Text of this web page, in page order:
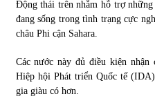
S&P Ratings cập
Vietcombank và
Chứng khoán
Động thái trên nhằm hỗ trợ
đang sống trong tình trạng cực
châu Phi cận Sahara.
Các nước này đủ điều kiện
Hiệp hội Phát triển Quốc tế
gia giàu có hơn.